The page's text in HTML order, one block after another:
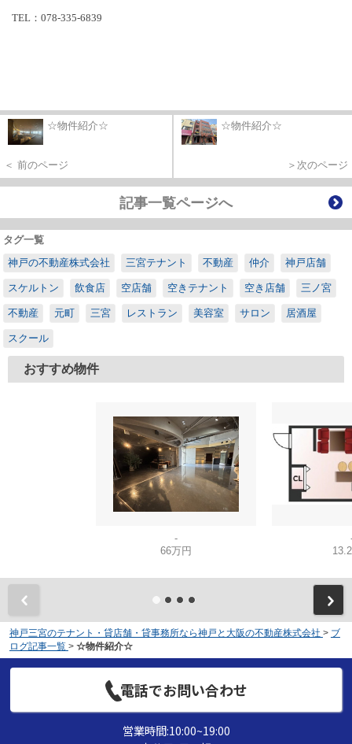
TEL ： 078-335-6839
☆物件紹介☆
＜ 前のページ
☆物件紹介☆
＞次のページ
記事一覧ページへ
タグ一覧
神戸の不動産株式会社
三宮テナント 不動産 仲介 神戸店舗
スケルトン 飲食店 空店舗 空きテナント 空き店舗 三ノ宮
不動産 元町 三宮 レストラン 美容室 サロン 居酒屋
スクール
おすすめ物件
-
66万円
神戸三宮のテナント・貸店舗・貸事務所なら神戸と大阪の不動産株式会社 > ブ
ログ記事一覧 > ☆物件紹介☆
電話でお問い合わせ
営業時間:10:00~19:00